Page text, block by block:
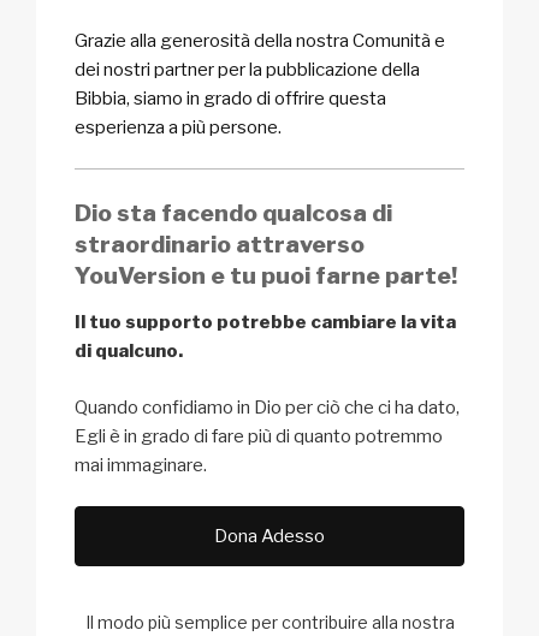
Grazie alla generosità della nostra Comunità e
dei nostri partner per la pubblicazione della
Bibbia, siamo in grado di offrire questa
esperienza a più persone.
Dio sta facendo qualcosa di
straordinario attraverso
YouVersion e tu puoi farne parte!
Il tuo supporto potrebbe cambiare la vita
di qualcuno.
Quando confidiamo in Dio per ciò che ci ha dato,
Egli è in grado di fare più di quanto potremmo
mai immaginare.
Dona Adesso
Il modo più semplice per contribuire alla nostra